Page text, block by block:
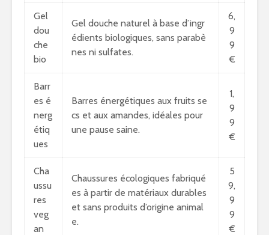
Gel
dou
che
bio
Gel douche naturel à base d’ingr
édients biologiques, sans parabè
nes ni sulfates.
6,
9
9
€
Barr
es é
nerg
étiq
ues
Barres énergétiques aux fruits se
cs et aux amandes, idéales pour
une pause saine.
1,
9
9
€
Cha
ussu
res
veg
an
Chaussures écologiques fabriqué
es à partir de matériaux durables
et sans produits d’origine animal
e.
5
9,
9
9
€